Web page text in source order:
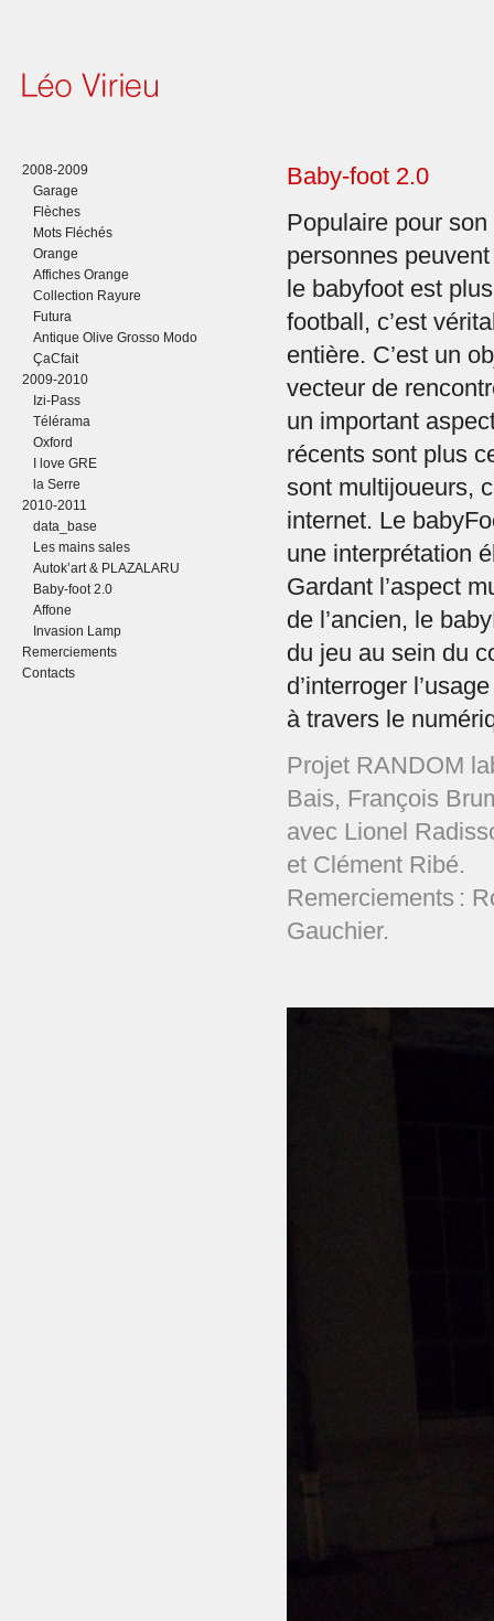
2008-2009
Garage
Flèches
Mots Fléchés
Orange
Affiches Orange
Collection Rayure
Futura
Antique Olive Grosso Modo
ÇaCfait
2009-2010
Izi-Pass
Télérama
Oxford
I love GRE
la Serre
2010-2011
data_base
Les mains sales
Autok’art & PLAZALARU
Baby-foot 2.0
Affone
Invasion Lamp
Remerciements
Contacts
Baby-foot 2.0
Populaire pour
personnes
le babyfoot est
football, c’est
entière. C’est un
vecteur de
un important
récents sont plus
sont multijoueurs,
internet. Le
une interprétation
Gardant l’aspect
de l’ancien, le
du jeu au sein du
d’interroger
à travers le
Projet RANDOM
Bais, François
avec Lionel
et Clément Ribé.
Remerciements :
Gauchier.